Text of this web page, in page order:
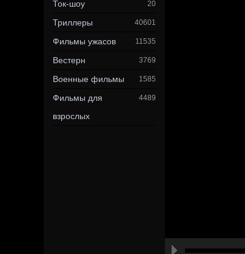
Ток-шоу 20
Триллеры 40601
Фильмы ужасов 11535
Вестерн 3769
Военные фильмы 1585
Фильмы для
взрослых
4489